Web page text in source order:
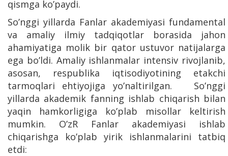
qismga ko’paydi.
So’nggi yillarda Fanlar akademiyasi fundamental
va amaliy ilmiy tadqiqotlar borasida jahon
ahamiyatiga molik bir qator ustuvor natijalarga
ega bo’ldi. Amaliy ishlanmalar intensiv rivojlanib,
asosan, respublika iqtisodiyotining etakchi
tarmoqlari ehtiyojiga yo’naltirilgan. So’nggi
yillarda akademik fanning ishlab chiqarish bilan
yaqin hamkorligiga ko’plab misollar keltirish
mumkin. O’zR Fanlar akademiyasi ishlab
chiqarishga ko’plab yirik ishlanmalarini tatbiq
etdi: